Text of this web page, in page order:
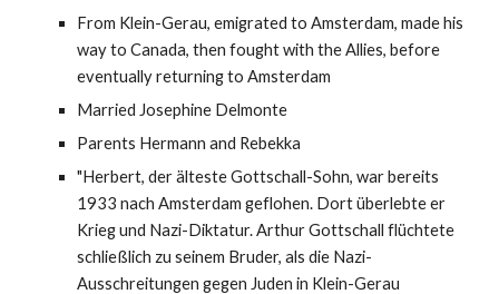
From Klein-Gerau, emigrated to Amsterdam, made his
way to Canada, then fought with the Allies, before
eventually returning to Amsterdam
Married Josephine Delmonte
Parents Hermann and Rebekka
"Herbert, der älteste Gottschall-Sohn, war bereits
1933 nach Amsterdam geflohen. Dort überlebte er
Krieg und Nazi-Diktatur. Arthur Gottschall flüchtete
schließlich zu seinem Bruder, als die Nazi-
Ausschreitungen gegen Juden in Klein-Gerau